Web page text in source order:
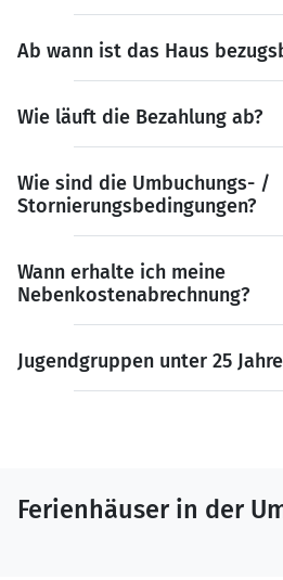
Ab wann ist das Haus
Wie läuft die Bezahlung ab?
Wie sind die Umbuchungs- /
Stornierungsbedingungen?
Wann erhalte ich meine
Nebenkostenabrechnung?
Jugendgruppen unter 25
Ferienhäuser in der